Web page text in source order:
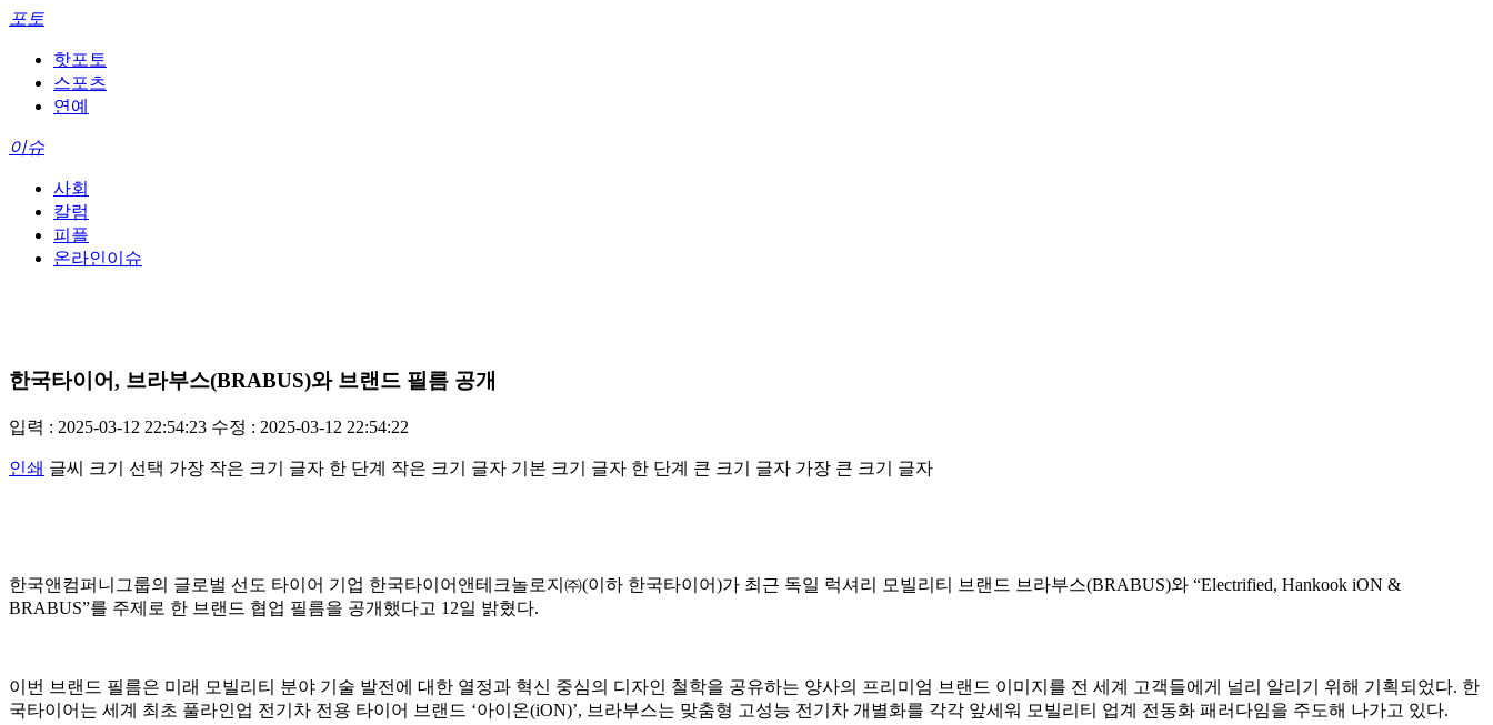
포토
핫포토
스포츠
연예
이슈
사회
칼럼
피플
온라인이슈
한국타이어, 브라부스(BRABUS)와 브랜드 필름 공개
입력 : 2025-03-12 22:54:23 수정 : 2025-03-12 22:54:22
인쇄 글씨 크기 선택 가장 작은 크기 글자 한 단계 작은 크기 글자 기본 크기 글자 한 단계 큰 크기 글자 가장 큰 크기 글자
한국앤컴퍼니그룹의 글로벌 선도 타이어 기업 한국타이어앤테크놀로지㈜(이하 한국타이어)가 최근 독일 럭셔리 모빌리티 브랜드 브라부스(BRABUS)와 “Electrified, Hankook iON &
BRABUS”를 주제로 한 브랜드 협업 필름을 공개했다고 12일 밝혔다.
이번 브랜드 필름은 미래 모빌리티 분야 기술 발전에 대한 열정과 혁신 중심의 디자인 철학을 공유하는 양사의 프리미엄 브랜드 이미지를 전 세계 고객들에게 널리 알리기 위해 기획되었다. 한
국타이어는 세계 최초 풀라인업 전기차 전용 타이어 브랜드 ‘아이온(iON)’, 브라부스는 맞춤형 고성능 전기차 개별화를 각각 앞세워 모빌리티 업계 전동화 패러다임을 주도해 나가고 있다.